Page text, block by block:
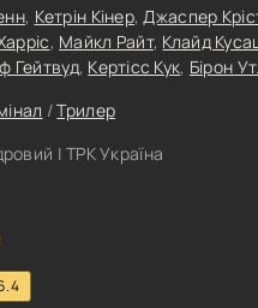
, Кетрін Кінер,Джаспер
, Майкл Райт, Клайд
Гейтвуд, Кертісс Кук, Бірон
/Трилер
| ТРК Україна